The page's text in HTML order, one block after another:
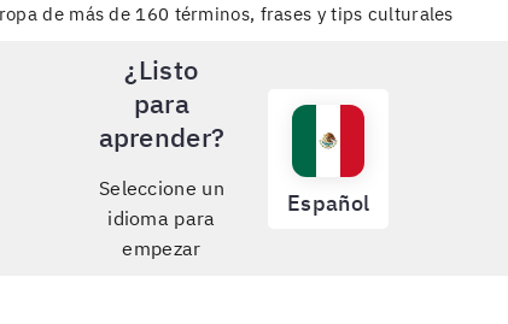
de más de 160 términos, frases y tips culturales
¿Listo
para
aprender?
Seleccione un
idioma para
empezar
Español